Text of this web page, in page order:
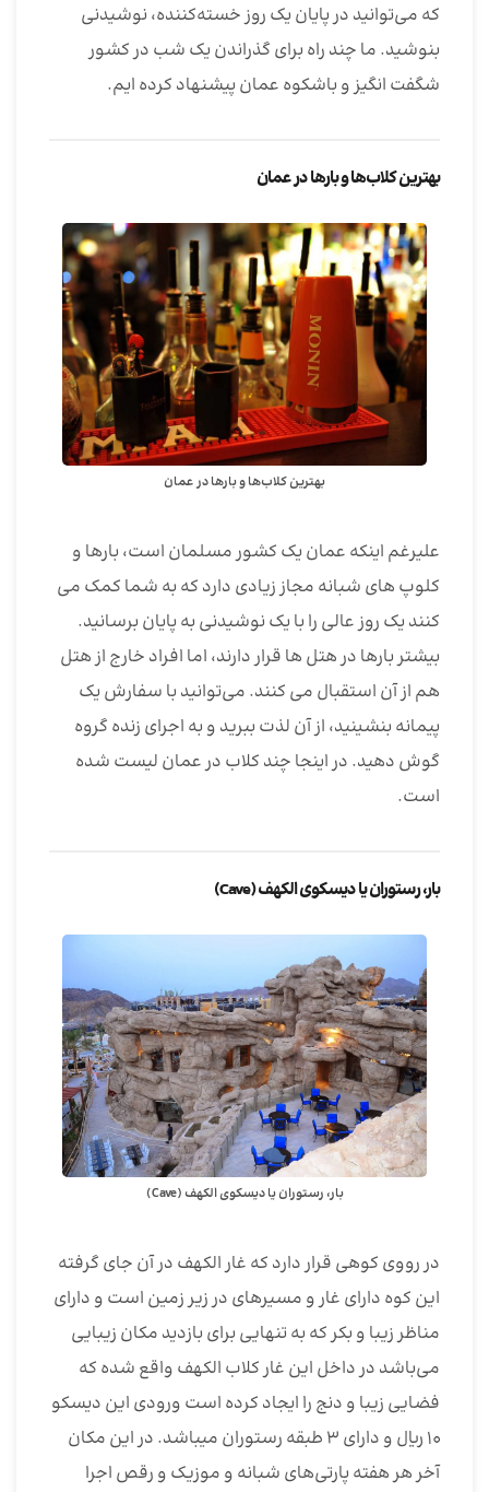
که می‌توانید در پایان یک روز خسته‌کننده، نوشیدنی
بنوشید. ما چند راه برای گذراندن یک شب در کشور
شگفت انگیز و باشکوه عمان پیشنهاد کرده ایم.
بهترین کلاب‌ها و بارها در عمان
بهترین کلاب‌ها و بارها در عمان
علیرغم اینکه عمان یک کشور مسلمان است، بارها و
کلوپ های شبانه مجاز زیادی دارد که به شما کمک می
کنند یک روز عالی را با یک نوشیدنی به پایان برسانید.
بیشتر بارها در هتل ها قرار دارند، اما افراد خارج از هتل
هم از آن استقبال می کنند. می‌توانید با سفارش یک
پیمانه بنشینید، از آن لذت ببرید و به اجرای زنده گروه
گوش دهید. در اینجا چند کلاب در عمان لیست شده
است.
بار، رستوران یا دیسکوی الکهف (Cave)
بار، رستوران یا دیسکوی الکهف (Cave)
در رووی کوهی قرار دارد که غار الکهف در آن جای گرفته
این کوه دارای غار و مسیرهای در زیر زمین است و دارای
مناظر زیبا و بکر که به تنهایی برای بازدید مکان زیبایی
می‌باشد در داخل این غار کلاب الکهف واقع شده که
فضایی زیبا و دنج را ایجاد کرده است ورودی این دیسکو
۱۰ ریال و دارای ۳ طبقه رستوران میباشد. در این مکان
آخر هر هفته پارتی‌های شبانه و موزیک و رقص اجرا